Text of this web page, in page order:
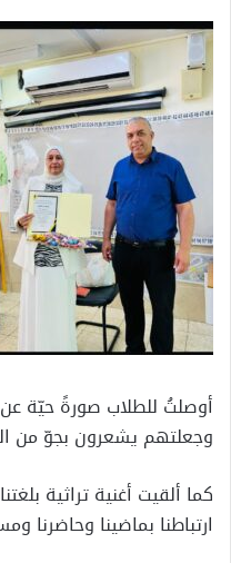
أوصلتُ للطلاب صورةً حيّة
وجعلتهم يشعرون بجوّ من
كما ألقيت أغنية تراثية
ارتباطنا بماضينا وحاضرنا